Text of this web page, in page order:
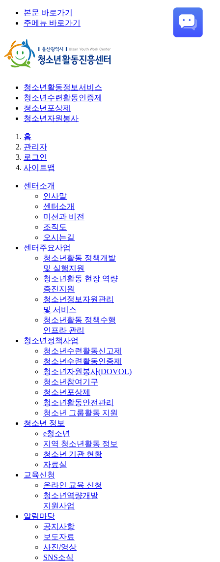
본문 바로가기
주메뉴 바로가기
청소년활동정보서비스
청소년수련활동인증제
청소년포상제
청소년자원봉사
홈
관리자
로그인
사이트맵
센터소개
인사말
센터소개
미션과 비전
조직도
오시는길
센터주요사업
청소년활동 정책개발
및 실행지원
청소년활동 현장 역량
증진지원
청소년정보자원관리
및 서비스
청소년활동 정책수행
인프라 관리
청소년정책사업
청소년수련활동신고제
청소년수련활동인증제
청소년자원봉사(DOVOL)
청소년참여기구
청소년포상제
청소년활동안전관리
청소년 그룹활동 지원
청소년 정보
e청소년
지역 청소년활동 정보
청소년 기관 현황
자료실
교육신청
온라인 교육 신청
청소년역량개발
지원사업
알림마당
공지사항
보도자료
사진/영상
SNS소식